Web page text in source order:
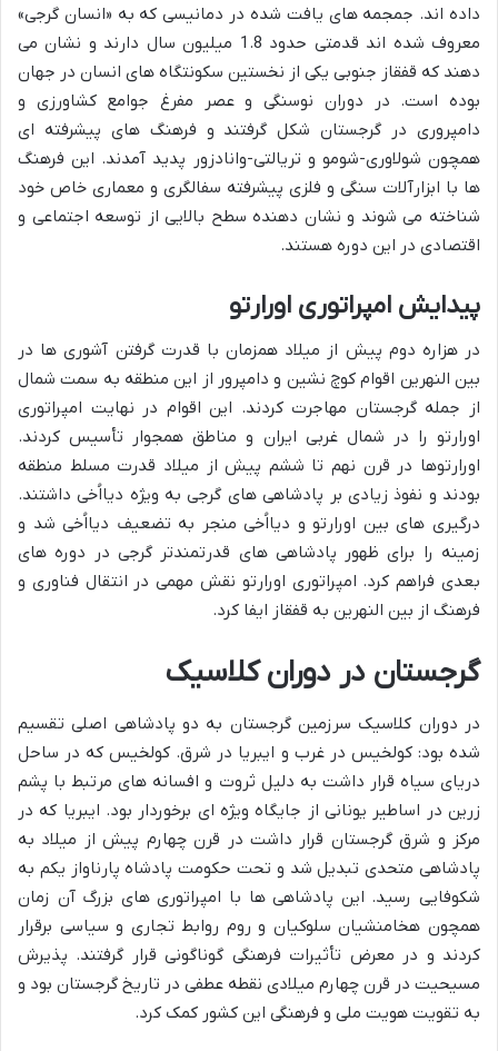
داده اند. جمجمه های یافت شده در دمانیسی که به «انسان گرجی»
معروف شده اند قدمتی حدود 1.8 میلیون سال دارند و نشان می
دهند که قفقاز جنوبی یکی از نخستین سکونتگاه های انسان در جهان
بوده است. در دوران نوسنگی و عصر مفرغ جوامع کشاورزی و
دامپروری در گرجستان شکل گرفتند و فرهنگ های پیشرفته ای
همچون شولاوری-شومو و تریالتی-وانادزور پدید آمدند. این فرهنگ
ها با ابزارآلات سنگی و فلزی پیشرفته سفالگری و معماری خاص خود
شناخته می شوند و نشان دهنده سطح بالایی از توسعه اجتماعی و
اقتصادی در این دوره هستند.
پیدایش امپراتوری اورارتو
در هزاره دوم پیش از میلاد همزمان با قدرت گرفتن آشوری ها در
بین النهرین اقوام کوچ نشین و دامپرور از این منطقه به سمت شمال
از جمله گرجستان مهاجرت کردند. این اقوام در نهایت امپراتوری
اورارتو را در شمال غربی ایران و مناطق همجوار تأسیس کردند.
اورارتوها در قرن نهم تا ششم پیش از میلاد قدرت مسلط منطقه
بودند و نفوذ زیادی بر پادشاهی های گرجی به ویژه دیااُخی داشتند.
درگیری های بین اورارتو و دیااُخی منجر به تضعیف دیااُخی شد و
زمینه را برای ظهور پادشاهی های قدرتمندتر گرجی در دوره های
بعدی فراهم کرد. امپراتوری اورارتو نقش مهمی در انتقال فناوری و
فرهنگ از بین النهرین به قفقاز ایفا کرد.
گرجستان در دوران کلاسیک
در دوران کلاسیک سرزمین گرجستان به دو پادشاهی اصلی تقسیم
شده بود: کولخیس در غرب و ایبریا در شرق. کولخیس که در ساحل
دریای سیاه قرار داشت به دلیل ثروت و افسانه های مرتبط با پشم
زرین در اساطیر یونانی از جایگاه ویژه ای برخوردار بود. ایبریا که در
مرکز و شرق گرجستان قرار داشت در قرن چهارم پیش از میلاد به
پادشاهی متحدی تبدیل شد و تحت حکومت پادشاه پارناواز یکم به
شکوفایی رسید. این پادشاهی ها با امپراتوری های بزرگ آن زمان
همچون هخامنشیان سلوکیان و روم روابط تجاری و سیاسی برقرار
کردند و در معرض تأثیرات فرهنگی گوناگونی قرار گرفتند. پذیرش
مسیحیت در قرن چهارم میلادی نقطه عطفی در تاریخ گرجستان بود و
به تقویت هویت ملی و فرهنگی این کشور کمک کرد.